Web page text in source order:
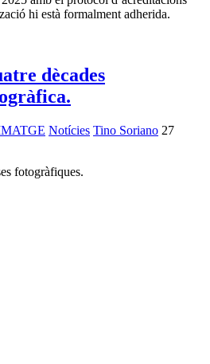
hi està formalment adherida.
dècades
Notícies Tino Soriano 27
fotogràfiques.